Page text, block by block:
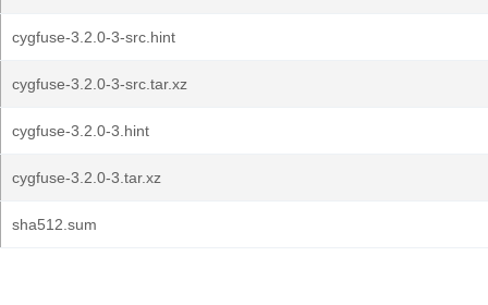
cygfuse-3.2.0-3-src.hint
cygfuse-3.2.0-3-src.tar.xz
cygfuse-3.2.0-3.hint
cygfuse-3.2.0-3.tar.xz
sha512.sum